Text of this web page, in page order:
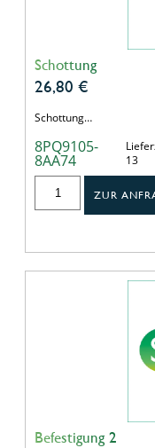
Schottung
26,80 €
Schottung…
8PQ9105-
8AA74
13
ZUR
Befestigung 2